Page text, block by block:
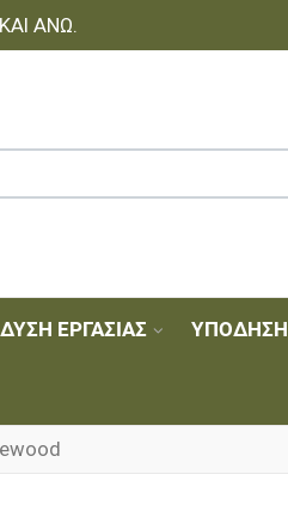
ΆΝΩ.
ΕΡΓΑΣΊΑΣ ΥΠΌΔΗΣΗ